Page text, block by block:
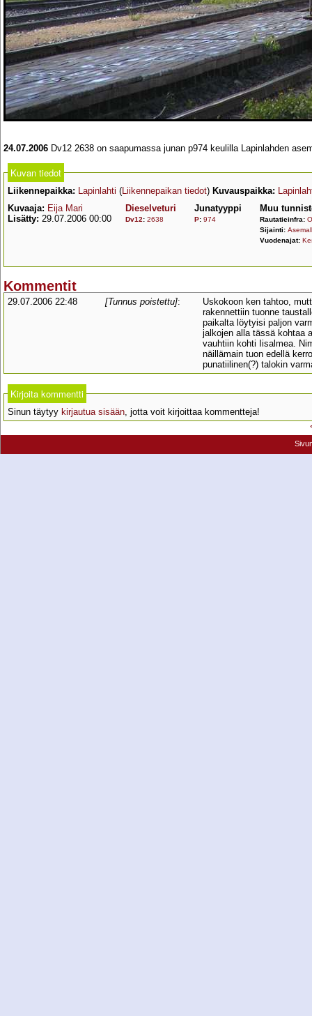
24.07.2006 Dv12 2638 on saapumassa junan p974 keulilla Lapinlahden
Kuvan tiedot
Liikennepaikka: Lapinlahti (Liikennepaikan tiedot) Kuvauspaikka:
Kuvaaja: Eija Mari
Lisätty: 29.07.2006 00:00
Dieselveturi
Dv12: 2638
Junatyyppi
P: 974
Muu
Rautatieinfra:
Sijainti:
Vuodenajat:
Kommentit
29.07.2006 22:48 [Tunnus poistettu]:
Uskokoon ken tahtoo,
rakennettiin tuonne
paikalta löytyisi paljon
jalkojen alla tässä kohtaa
vauhtiin kohti Iisalmea.
näillämain tuon edellä
punatiilinen(?) talokin
Kirjoita kommentti
Sinun täytyy kirjautua sisään, jotta voit kirjoittaa kommentteja!